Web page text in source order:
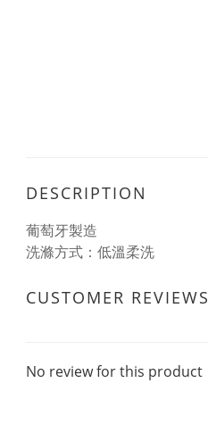
DESCRIPTION
葡萄牙製造
洗滌方式：低溫柔洗
CUSTOMER REVIEWS
No review for this product